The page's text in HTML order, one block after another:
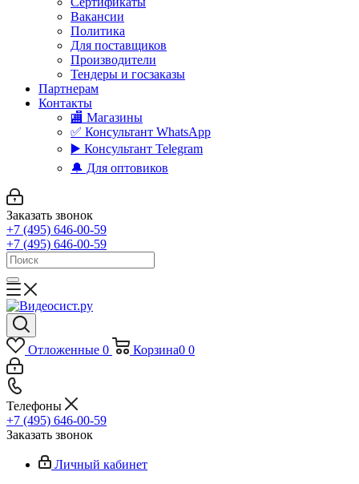
Вакансии
Политика
Для поставщиков
Производители
Тендеры и госзаказы
Партнерам
Контакты
🏬 Магазины
✅️ Консультант WhatsApp
▶️ Консультант Telegram
🔔 Для оптовиков
Заказать звонок
+7 (495) 646-00-59
+7 (495) 646-00-59
Отложенные 0 Корзина0 0
Телефоны
+7 (495) 646-00-59
Заказать звонок
Личный кабинет